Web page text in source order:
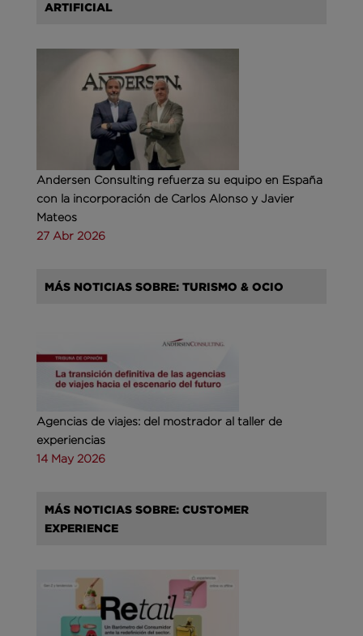
ARTIFICIAL
Andersen Consulting refuerza su equipo en España
con la incorporación de Carlos Alonso y Javier
Mateos
27 Abr 2026
MÁS NOTICIAS SOBRE: TURISMO & OCIO
Agencias de viajes: del mostrador al taller de
experiencias
14 May 2026
MÁS NOTICIAS SOBRE: CUSTOMER
EXPERIENCE